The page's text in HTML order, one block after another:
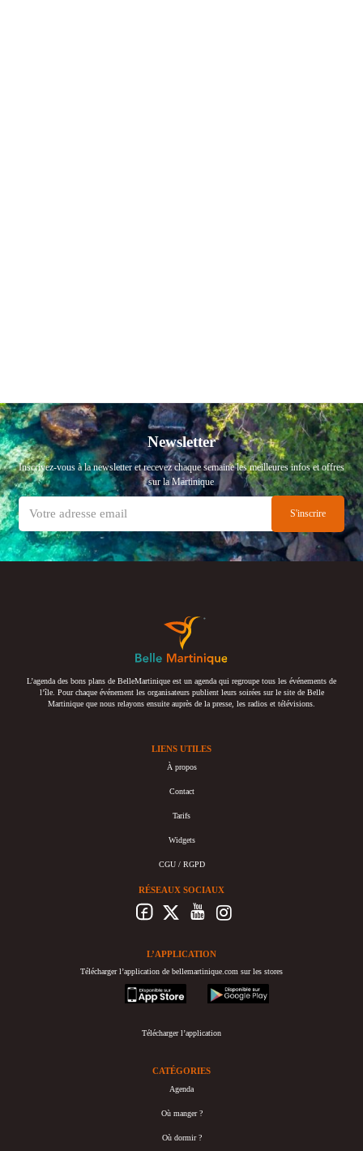
Newsletter
Inscrivez-vous à la newsletter et recevez chaque semaine les meilleures infos et offres
sur la Martinique
L’agenda des bons plans de BelleMartinique est un agenda qui regroupe tous les événements de
l’île. Pour chaque événement les organisateurs publient leurs soirées sur le site de Belle
Martinique que nous relayons ensuite auprès de la presse, les radios et télévisions.
LIENS UTILES
À propos
Contact
Tarifs
Widgets
CGU / RGPD
RÉSEAUX SOCIAUX
L’APPLICATION
Télécharger l’application de bellemartinique.com sur les stores
appstore
googleplay
Télécharger l’application
CATÉGORIES
Agenda
Où manger ?
Où dormir ?